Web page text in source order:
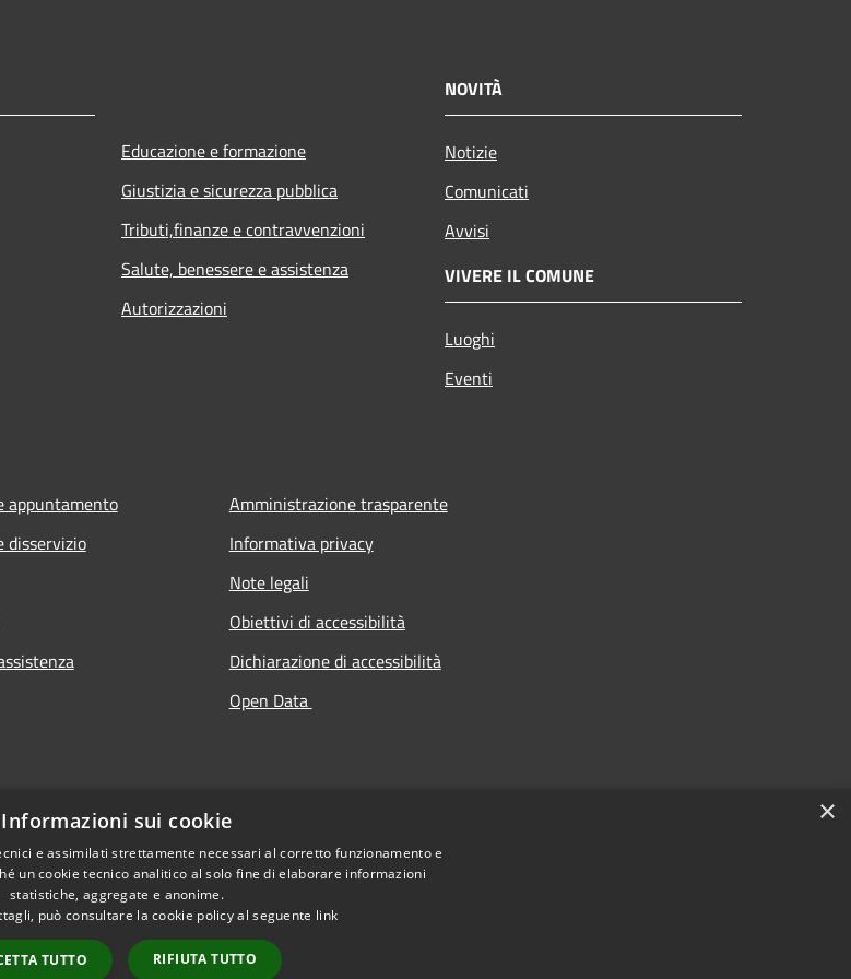
Educazione e formazione
Giustizia e sicurezza pubblica
Tributi,finanze e contravvenzioni
Salute, benessere e assistenza
Autorizzazioni
NOVITÀ
Notizie
Comunicati
Avvisi
VIVERE IL COMUNE
Luoghi
Eventi
appuntamento
disservizio
Amministrazione trasparente
Informativa privacy
Note legali
Obiettivi di accessibilità
Dichiarazione di accessibilità
Open Data
×
Informazioni sui cookie
e assimilati strettamente necessari al corretto funzionamento e
un cookie tecnico analitico al solo fine di elaborare informazioni
statistiche, aggregate e anonime.
può consultare la cookie policy al seguente link
TUTTO RIFIUTA TUTTO